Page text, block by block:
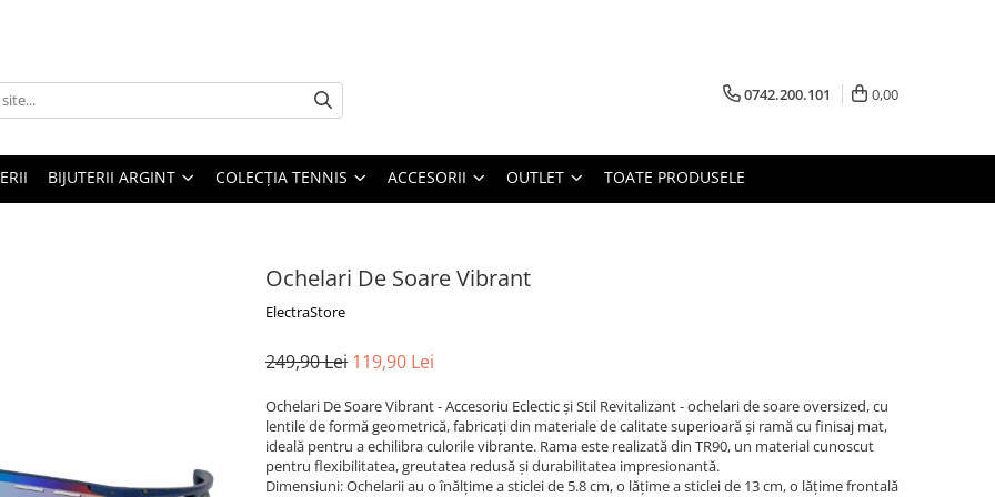
0742.200.101 0,00
BIJUTERII ARGINT COLECȚIA TENNIS ACCESORII OUTLET TOATE PRODUSELE
Ochelari De Soare Vibrant
ElectraStore
249,90 Lei 119,90 Lei
Ochelari De Soare Vibrant - Accesoriu Eclectic și Stil Revitalizant - ochelari de soare oversized, cu
lentile de formă geometrică, fabricați din materiale de calitate superioară și ramă cu finisaj mat,
ideală pentru a echilibra culorile vibrante. Rama este realizată din TR90, un material cunoscut
pentru flexibilitatea, greutatea redusă și durabilitatea impresionantă.
Dimensiuni: Ochelarii au o înălțime a sticlei de 5.8 cm, o lățime a sticlei de 13 cm, o lățime frontală